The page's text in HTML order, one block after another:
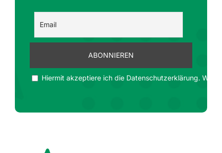
Hiermit akzeptiere ich die Datenschutzerklärung. Wir